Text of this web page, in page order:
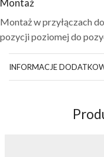
Montaż
Montaż w przyłączach
pozycji poziomej do
INFORMACJE